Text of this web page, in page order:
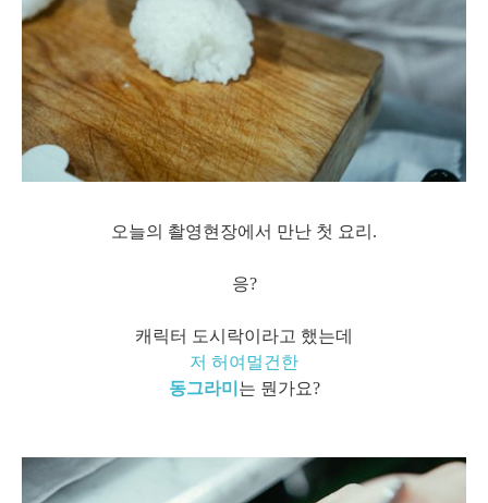
오늘의 촬영현장에서 만난 첫 요리.
응?
캐릭터 도시락이라고 했는데
저 허여멀건한
동그라미 는 뭔가요?